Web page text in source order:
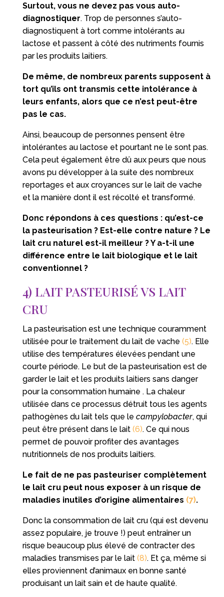
Surtout, vous ne devez pas vous auto-
diagnostiquer. Trop de personnes s’auto-
diagnostiquent à tort comme intolérants au
lactose et passent à côté des nutriments fournis
par les produits laitiers.
De même, de nombreux parents supposent à
tort qu’ils ont transmis cette intolérance à
leurs enfants, alors que ce n’est peut-être
pas le cas.
Ainsi, beaucoup de personnes pensent être
intolérantes au lactose et pourtant ne le sont pas.
Cela peut également être dû aux peurs que nous
avons pu développer à la suite des nombreux
reportages et aux croyances sur le lait de vache
et la manière dont il est récolté et transformé.
Donc répondons à ces questions : qu’est-ce
la pasteurisation ? Est-elle contre nature ? Le
lait cru naturel est-il meilleur ? Y a-t-il une
différence entre le lait biologique et le lait
conventionnel ?
4) LAIT PASTEURISÉ VS LAIT
CRU
La pasteurisation est une technique couramment
utilisée pour le traitement du lait de vache (5). Elle
utilise des températures élevées pendant une
courte période. Le but de la pasteurisation est de
garder le lait et les produits laitiers sans danger
pour la consommation humaine . La chaleur
utilisée dans ce processus détruit tous les agents
pathogènes du lait tels que le campylobacter, qui
peut être présent dans le lait (6). Ce qui nous
permet de pouvoir profiter des avantages
nutritionnels de nos produits laitiers.
Le fait de ne pas pasteuriser complètement
le lait cru peut nous exposer à un risque de
maladies inutiles d’origine alimentaires (7).
Donc la consommation de lait cru (qui est devenu
assez populaire, je trouve !) peut entraîner un
risque beaucoup plus élevé de contracter des
maladies transmises par le lait (8). Et ça, même si
elles proviennent d’animaux en bonne santé
produisant un lait sain et de haute qualité.